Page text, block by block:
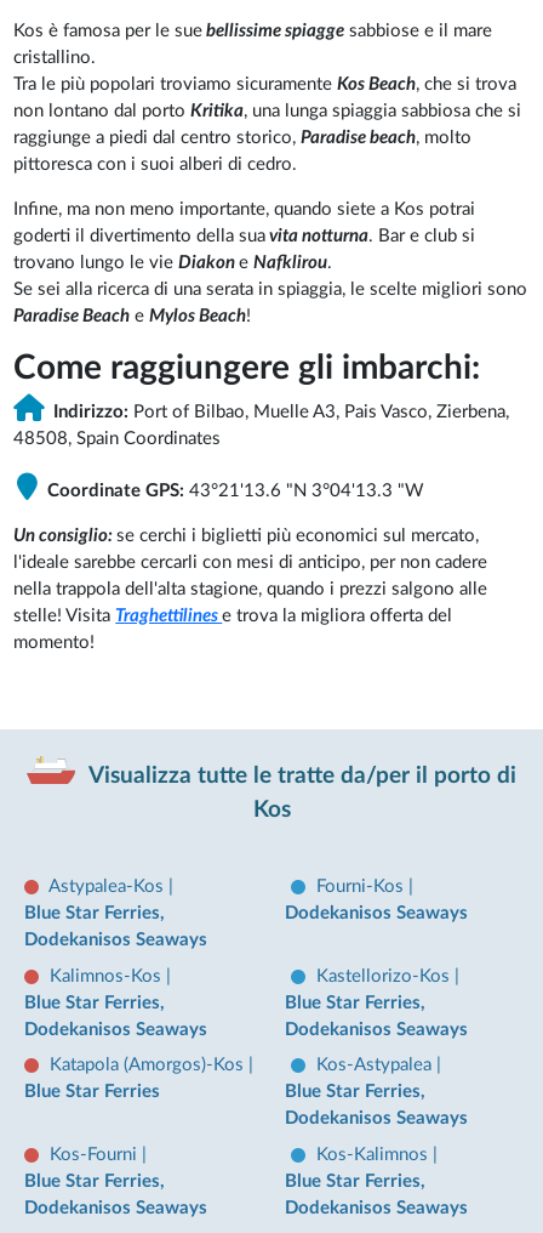
Kos è famosa per le sue bellissime spiagge sabbiose e il mare
cristallino.
Tra le più popolari troviamo sicuramenteKos Beach, che si trova
non lontano dal portoKritika, una lunga spiaggia sabbiosa che si
raggiunge a piedi dal centro storico,Paradise beach, molto
pittoresca con i suoi alberi di cedro.
Infine, ma non meno importante, quando siete a Kos potrai
goderti il divertimento della sua vita notturna. Bar e club si
trovano lungo le vieDiakoneNafklirou.
Se sei alla ricerca di una serata in spiaggia, le scelte migliori sono
Paradise Beach eMylos Beach!
Come raggiungere gli imbarchi:
Indirizzo: Port of Bilbao, Muelle A3, Pais Vasco, Zierbena,
48508, Spain Coordinates
Coordinate GPS:43°21'13.6 "N 3°04'13.3 "W
Un consiglio:se cerchi i biglietti più economici sul mercato,
l'ideale sarebbe cercarli con mesi di anticipo, per non cadere
nella trappola dell'alta stagione, quando i prezzi salgono alle
stelle! VisitaTraghettilinese trova la migliora offerta del
momento!
Visualizza tutte le tratte da/per il porto di
Kos
Astypalea-Kos
Blue Star Ferries,
Dodekanisos Seaways
Fourni-Kos
Dodekanisos Seaways
Kalimnos-Kos
Blue Star Ferries,
Dodekanisos Seaways
Kastellorizo-Kos
Blue Star Ferries,
Dodekanisos Seaways
Katapola (Amorgos)-Kos
Blue Star Ferries
Kos-Astypalea
Blue Star Ferries,
Dodekanisos Seaways
Kos-Fourni
Blue Star Ferries,
Dodekanisos Seaways
Kos-Kalimnos
Blue Star Ferries,
Dodekanisos Seaways